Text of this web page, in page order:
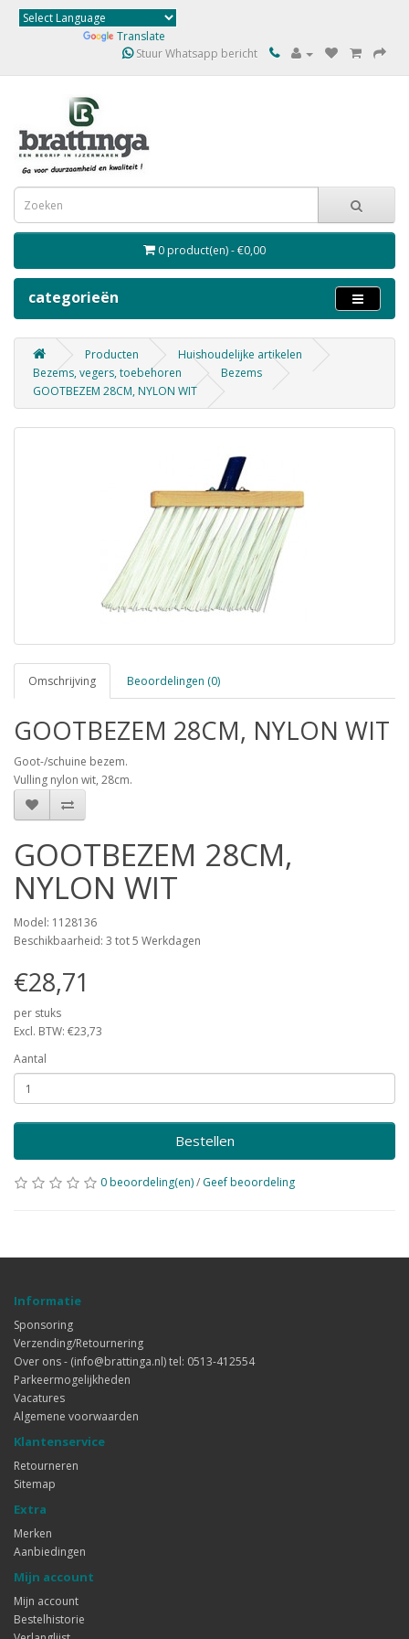
Translate
Stuur Whatsapp bericht
0 product(en) - €0,00
categorieën
Producten
Huishoudelijke artikelen
Bezems, vegers, toebehoren
Bezems
GOOTBEZEM 28CM, NYLON WIT
Omschrijving Beoordelingen (0)
GOOTBEZEM 28CM, NYLON WIT
Goot-/schuine bezem.
Vulling nylon wit, 28cm.
GOOTBEZEM 28CM,
NYLON WIT
Model: 1128136
Beschikbaarheid: 3 tot 5 Werkdagen
€28,71
per stuks
Excl. BTW: €23,73
Aantal
Bestellen
0 beoordeling(en)/ Geef beoordeling
Informatie
Sponsoring
Verzending/Retournering
Over ons - (info@brattinga.nl) tel: 0513-412554
Parkeermogelijkheden
Vacatures
Algemene voorwaarden
Klantenservice
Retourneren
Sitemap
Extra
Merken
Aanbiedingen
Mijn account
Mijn account
Bestelhistorie